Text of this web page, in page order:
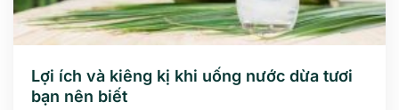
Lợi ích và kiêng kị khi uống nước dừa tươi
bạn nên biết